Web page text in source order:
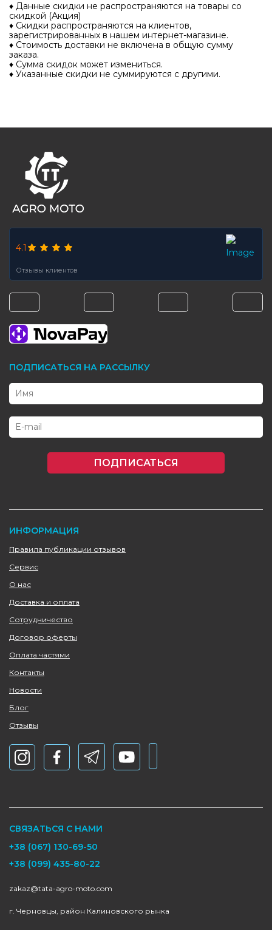
♦ Данные скидки не распространяются на товары со
скидкой (Акция)
♦ Скидки распространяются на клиентов,
зарегистрированных в нашем интернет-магазине.
♦ Стоимость доставки не включена в общую сумму
заказа.
♦ Сумма скидок может измениться.
♦ Указанные скидки не суммируются с другими.
4.1
Отзывы клиентов
ПОДПИСАТЬСЯ НА РАССЫЛКУ
ПОДПИСАТЬСЯ
ИНФОРМАЦИЯ
Правила публикации отзывов
Сервис
О нас
Доставка и оплата
Сотрудничество
Договор оферты
Оплата частями
Контакты
Новости
Блог
Отзывы
СВЯЗАТЬСЯ С НАМИ
+38 (067) 130-69-50
+38 (099) 435-80-22
zakaz@tata-agro-moto.com
г. Черновцы, район Калиновского рынка